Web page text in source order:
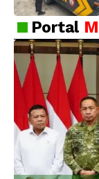
Portal